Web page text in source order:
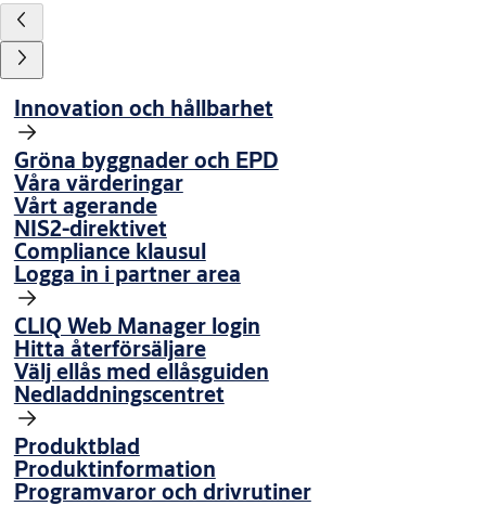
Innovation och hållbarhet
Gröna byggnader och EPD
Våra värderingar
Vårt agerande
NIS2-direktivet
Compliance klausul
Logga in i partner area
CLIQ Web Manager login
Hitta återförsäljare
Välj ellås med ellåsguiden
Nedladdningscentret
Produktblad
Produktinformation
Programvaror och drivrutiner